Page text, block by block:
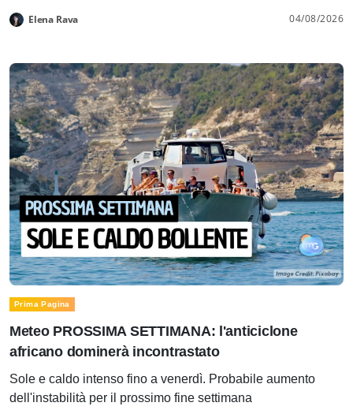
Elena Rava 04/08/2026
Prima Pagina
Meteo PROSSIMA SETTIMANA: l'anticiclone
africano dominerà incontrastato
Sole e caldo intenso fino a venerdì. Probabile aumento
dell'instabilità per il prossimo fine settimana